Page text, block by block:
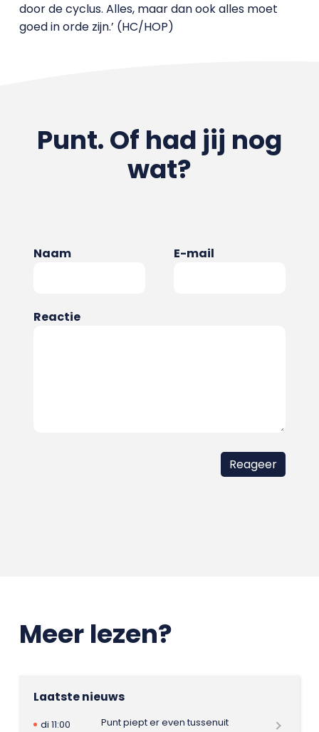
door de cyclus. Alles, maar dan ook alles moet
goed in orde zijn.’ (HC/HOP)
Punt. Of had jij nog
wat?
Naam E-mail
Reactie
Meer lezen?
Laatste nieuws
di 11:00
Punt piept er even tussenuit